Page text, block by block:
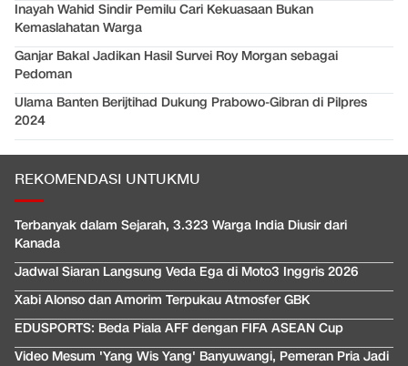
Inayah Wahid Sindir Pemilu Cari Kekuasaan Bukan
Kemaslahatan Warga
Ganjar Bakal Jadikan Hasil Survei Roy Morgan sebagai
Pedoman
Ulama Banten Berijtihad Dukung Prabowo-Gibran di Pilpres
2024
REKOMENDASI UNTUKMU
Terbanyak dalam Sejarah, 3.323 Warga India Diusir dari
Kanada
Jadwal Siaran Langsung Veda Ega di Moto3 Inggris 2026
Xabi Alonso dan Amorim Terpukau Atmosfer GBK
EDUSPORTS: Beda Piala AFF dengan FIFA ASEAN Cup
Video Mesum 'Yang Wis Yang' Banyuwangi, Pemeran Pria Jadi